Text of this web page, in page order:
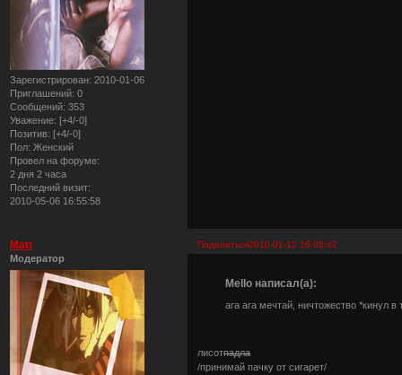
Зарегистрирован: 2010-01-06
Приглашений: 0
Сообщений: 353
Уважение: [+4/-0]
Позитив: [+4/-0]
Пол: Женский
Провел на форуме:
2 дня 2 часа
Последний визит:
2010-05-06 16:55:58
Поделиться2010-01-12 16:08:42
Matt
Модератор
Mello написал(а):
ага ага мечтай, ничтожество *кинул в
лисотпадла
/принимай пачку от сигарет/